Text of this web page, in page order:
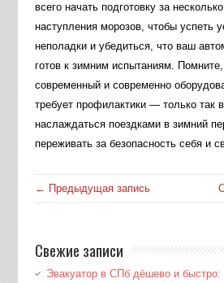
всего начать подготовку за
наступления морозов, чтобы успеть
неполадки и убедиться, что ваш
готов к зимним испытаниям.
современный и современно
требует профилактики — только так
наслаждаться поездками в зимний
переживать за безопасность себя и
← Предыдущая запись
Свежие записи
Эвакуатор в СПб дёшево и